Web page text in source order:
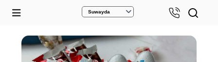
Suwayda